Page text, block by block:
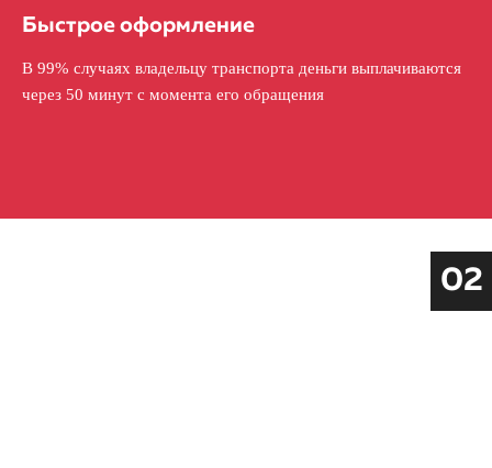
Быстрое оформление
В 99% случаях владельцу транспорта деньги выплачиваются
через 50 минут с момента его обращения
02